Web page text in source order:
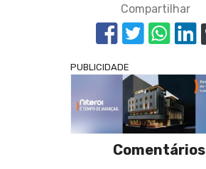
Compartilhar
PUBLICIDADE
Comentários